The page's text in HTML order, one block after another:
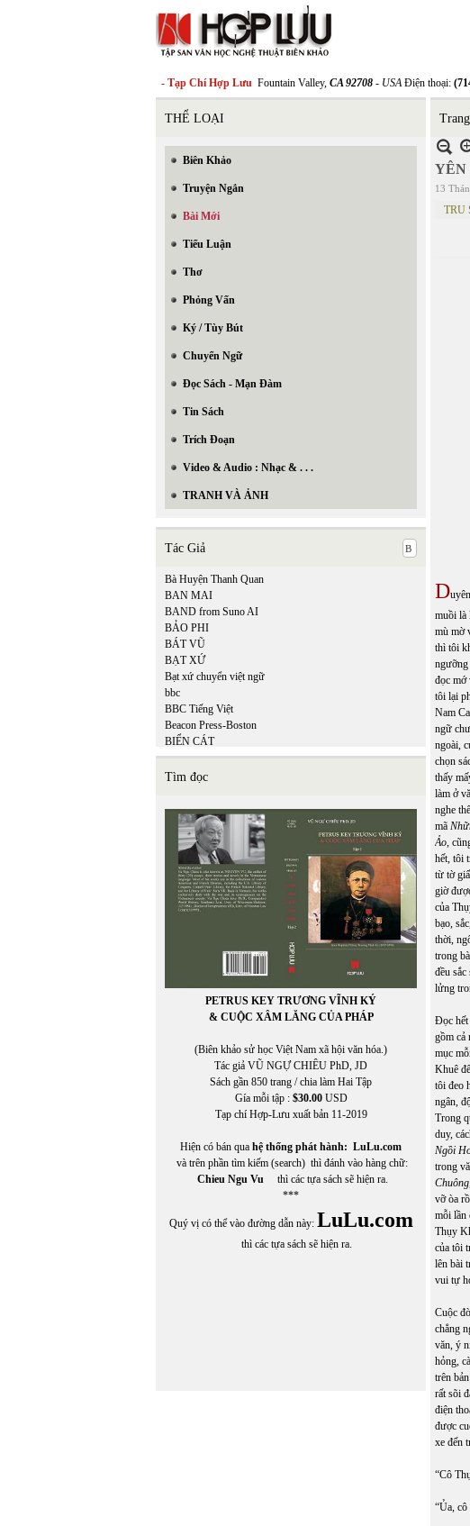
- Tạp Chí Hợp Lưu Fountain Valley, CA 92708 - USAĐiện thoại:
THỂ LOẠI
Biên Khảo
Truyện Ngắn
Bài Mới
Tiểu Luận
Thơ
Phỏng Vấn
Ký / Tùy Bút
Chuyển Ngữ
Đọc Sách - Mạn Đàm
Tin Sách
Trích Đoạn
Video & Audio : Nhạc & . . .
TRANH VÀ ẢNH
Tác Giả
Bà Huyện Thanh Quan
BAN MAI
BAND from Suno AI
BẢO PHI
BÁT VŨ
BẠT XỨ
Bạt xứ chuyển việt ngữ
bbc
BBC Tiếng Việt
Beacon Press-Boston
BIỂN CÁT
BÌNH ĐỊA MỘC
Bồ Tùng Linh
Bruno Corty
Bùi Hoàng Linh
BÙI HOẰNG VỊ
BÙI NGỌC KHÔI
Bùi Ngọc Khôi chuyển ngữ
Bùi Thanh Xuân
BÙI VĨNH PHÚC
Tìm đọc
PETRUS KEY TRƯƠNG VĨNH KÝ
& CUỘC XÂM LĂNG CỦA PHÁP
(Biên khảo sử học Việt Nam xã hội văn hóa.)
Tác giả VŨ NGỰ CHIÊU PhD, JD
Sách gần 850 trang / chia làm Hai Tập
Gía mỗi tập : $30.00USD
Tạp chí Hợp-Lưu xuất bản 11-2019
Hiện có bán qua hệ thống phát hành: LuLu.com
và trên phần tìm kiếm (search) thì đánh vào hàng chữ:
Chieu Ngu Vu thì các tựa sách sẽ hiện ra.
***
Quý vị có thể vào đường dẫn này: LuLu.com
thì các tựa sách sẽ hiện ra.
YÊN
13
TRU
D
muồi là
mù mờ
thì tôi
ngưỡng
đọc mớ
tôi lại
Nam
ngữ
ngoài,
chọn
thấy
làm ở
nghe
mã
Ảo,
hết, tôi
từ tờ
giờ
của
bạo,
thời,
trong
đều
lửng
Đọc hết
gồm cả
mục
Khuê
tôi đeo
ngân,
Trong
duy,
Ngồi
trong
Chuông
vỡ òa
mỗi lần
Thụy
của tôi
lên bài
vui tự
Cuộc
chẳng
văn, ý
hỏng,
trên
rất sõi
điện
được
xe đến
“Cô
“Ủa,